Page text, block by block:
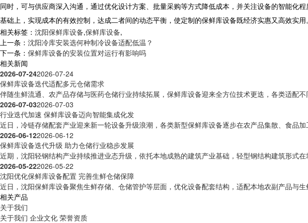
同时，可与供应商深入沟通，通过优化设计方案、批量采购等方式降低成本，并关注设备的智能
基础上，实现成本的有效控制，达成二者间的动态平衡，使定制的保鲜库设备既经济实惠又高效实用。
相关标签： 沈阳保鲜库设备,保鲜库设备,
上一条： 沈阳冷库安装选何种制冷设备适配低温？
下一条： 保鲜库设备的安装位置对运行有影响吗
相关新闻
2026-07-242026-07-24
保鲜库设备迭代适配多元仓储需求
伴随生鲜流通、农产品存储与医药仓储行业持续拓展，保鲜库设备迎来全方位技术更迭，各类适配
2026-07-032026-07-03
行业迭代加速 保鲜库设备迈向智能集成化发
近日，冷链存储配套产业迎来新一轮设备升级浪潮，各类新型保鲜库设备逐步在农产品集散、食品
2026-06-122026-06-12
保鲜库设备迭代升级 助力仓储行业稳步发展
近期，沈阳轻钢结构产业持续推进业态升级，依托本地成熟的建筑产业基础，轻型钢结构建筑形式
2026-05-222026-05-22
沈阳优化保鲜库设备配置 完善生鲜仓储保障
近日，沈阳保鲜库设备聚焦生鲜存储、仓储管护等层面，优化设备配套结构，适配本地农副产品与
相关产品
关于我们
关于我们 企业文化 荣誉资质